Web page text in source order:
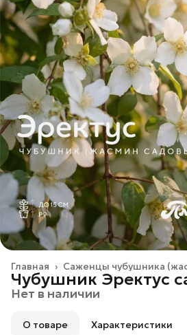
Саженцы чубушника
Главная ›
Чубушник Эректус
Нет в наличии
О товаре Характеристики